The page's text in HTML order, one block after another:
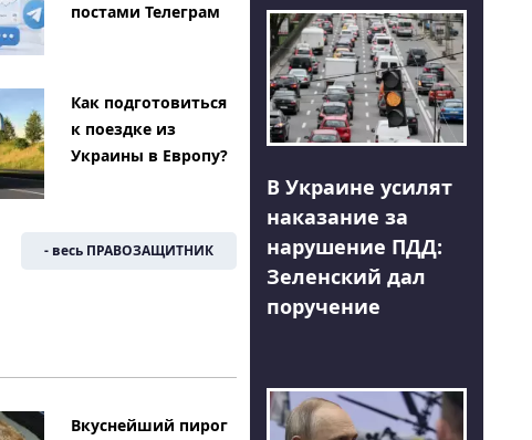
постами Телеграм
Как подготовиться
к поездке из
Украины в Европу?
- весь ПРАВОЗАЩИТНИК
Вкуснейший пирог
В Украине усилят
наказание за
нарушение ПДД:
Зеленский дал
поручение